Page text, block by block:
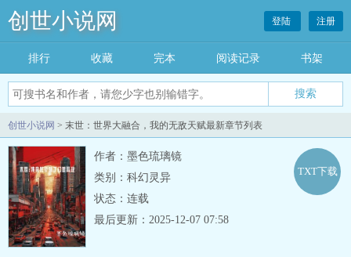
创世小说网 登陆 注册
排行 收藏 完本 阅读记录 书架
创世小说网 > 末世：世界大融合，我的无敌天赋最新章节列表
作者：墨色琉璃镜
类别：科幻灵异
状态：连载
TXT下载
最后更新：2025-12-07 07:58